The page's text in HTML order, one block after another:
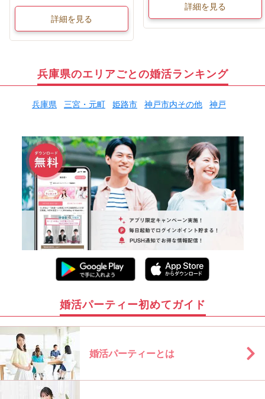
詳細を見る
詳細を見る
兵庫県のエリアごとの婚活ランキング
兵庫県 三宮・元町 姫路市 神戸市内その他 神戸
婚活パーティー初めてガイド
婚活パーティーとは